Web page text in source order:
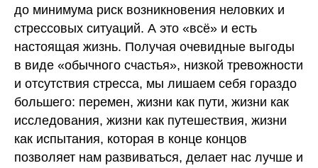
до минимума риск возникновения неловких и
стрессовых ситуаций. А это «всё» и есть
настоящая жизнь. Получая очевидные выгоды
в виде «обычного счастья», низкой тревожности
и отсутствия стресса, мы лишаем себя гораздо
большего: перемен, жизни как пути, жизни как
исследования, жизни как путешествия, жизни
как испытания, которая в конце концов
позволяет нам развиваться, делает нас лучше и